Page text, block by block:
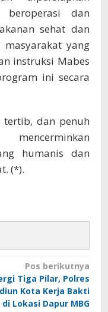
beroperasi dan
sehat dan
masyarakat yang
instruksi Mabes
ini secara
tertib, dan penuh
mencerminkan
humanis dan
(*).
Pos berikutnya
Tiga Pilar, Polres
Kota Kerja Bakti
di Lokasi Dapur MBG